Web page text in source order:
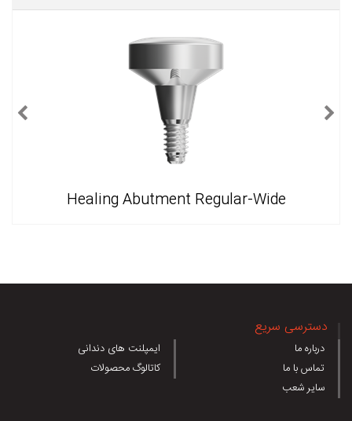
Healing Abutment Regular-Wide
دسترسی سریع
درباره ما
ایمپلنت های دندانی
تماس با ما
کاتالوگ محصولات
سایر شعب